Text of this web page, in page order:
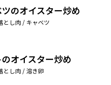
のオイスター炒め
とし肉 / キャベツ
オイスター炒め
とし肉 / 溶き卵